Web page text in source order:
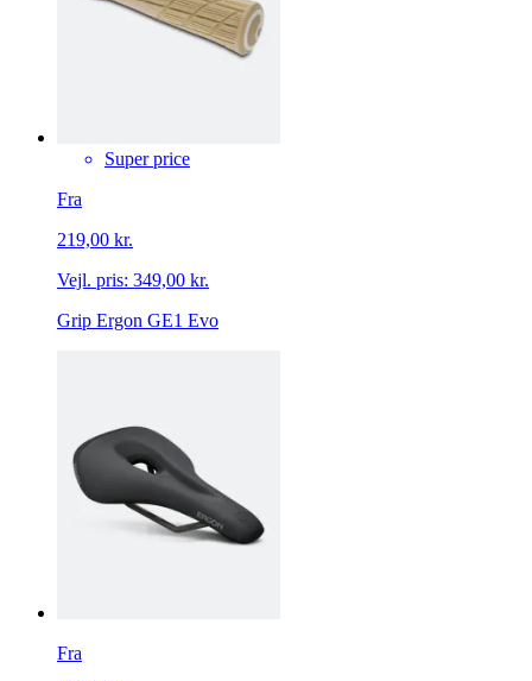
Super price
Fra
219,00 kr.
Vejl. pris: 349,00 kr.
Grip Ergon GE1 Evo
Fra